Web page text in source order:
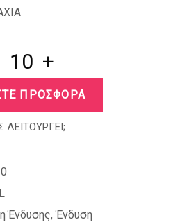
+
ΠΡΟΣΦΟΡΑ
ΛΕΙΤΟΥΡΓΕΙ;
Ένδυσης,Ένδυση